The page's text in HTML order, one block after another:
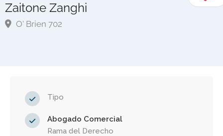
Zaitone Zanghi
O' Brien 702
Tipo
Abogado Comercial
Rama del Derecho